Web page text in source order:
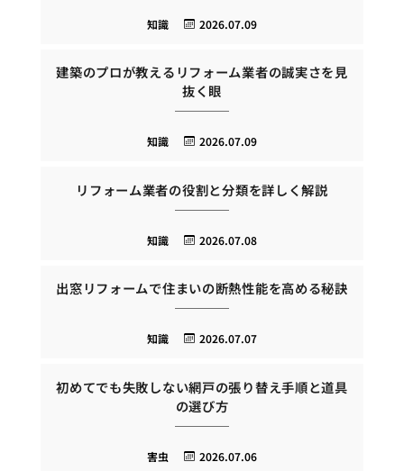
2026.07.09
知識
建築のプロが教えるリフォーム業者の誠実さを見
抜く眼
2026.07.09
知識
リフォーム業者の役割と分類を詳しく解説
2026.07.08
知識
出窓リフォームで住まいの断熱性能を高める秘訣
2026.07.07
知識
初めてでも失敗しない網戸の張り替え手順と道具
の選び方
2026.07.06
害虫